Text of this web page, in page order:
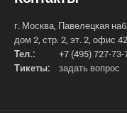
г. Москва, Павелецкая наб.,
дом 2, стр. 2, эт. 2, офис 42
Тел.:
+7 (495) 727-73-
Тикеты:
задать вопрос